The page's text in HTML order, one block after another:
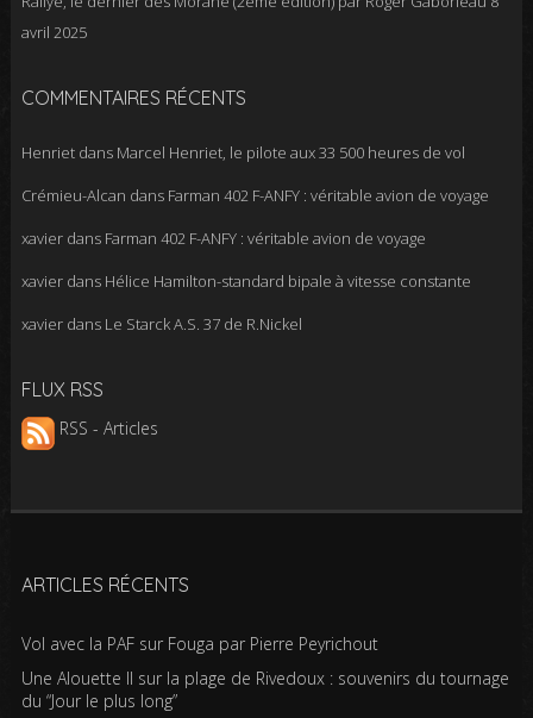
avril 2025
COMMENTAIRES RÉCENTS
Henrietdans Marcel Henriet, le pilote aux 33 500 heures de vol
Crémieu-Alcan dans Farman 402 F-ANFY : véritable avion de voyage
xavierdans Farman 402 F-ANFY : véritable avion de voyage
xavierdans Hélice Hamilton-standard bipale à vitesse constante
xavierdans Le Starck A.S. 37 de R.Nickel
FLUX RSS
RSS - Articles
ARTICLES RÉCENTS
Vol avec la PAF sur Fouga par Pierre Peyrichout
Une Alouette II sur la plage de Rivedoux : souvenirs du tournage
du “Jour le plus long”